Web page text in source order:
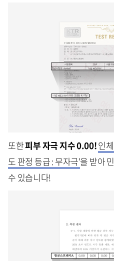
또한피부 자극 지수 0.00!인
도 판정 등급 : 무자극'을 받아
수 있습니다!